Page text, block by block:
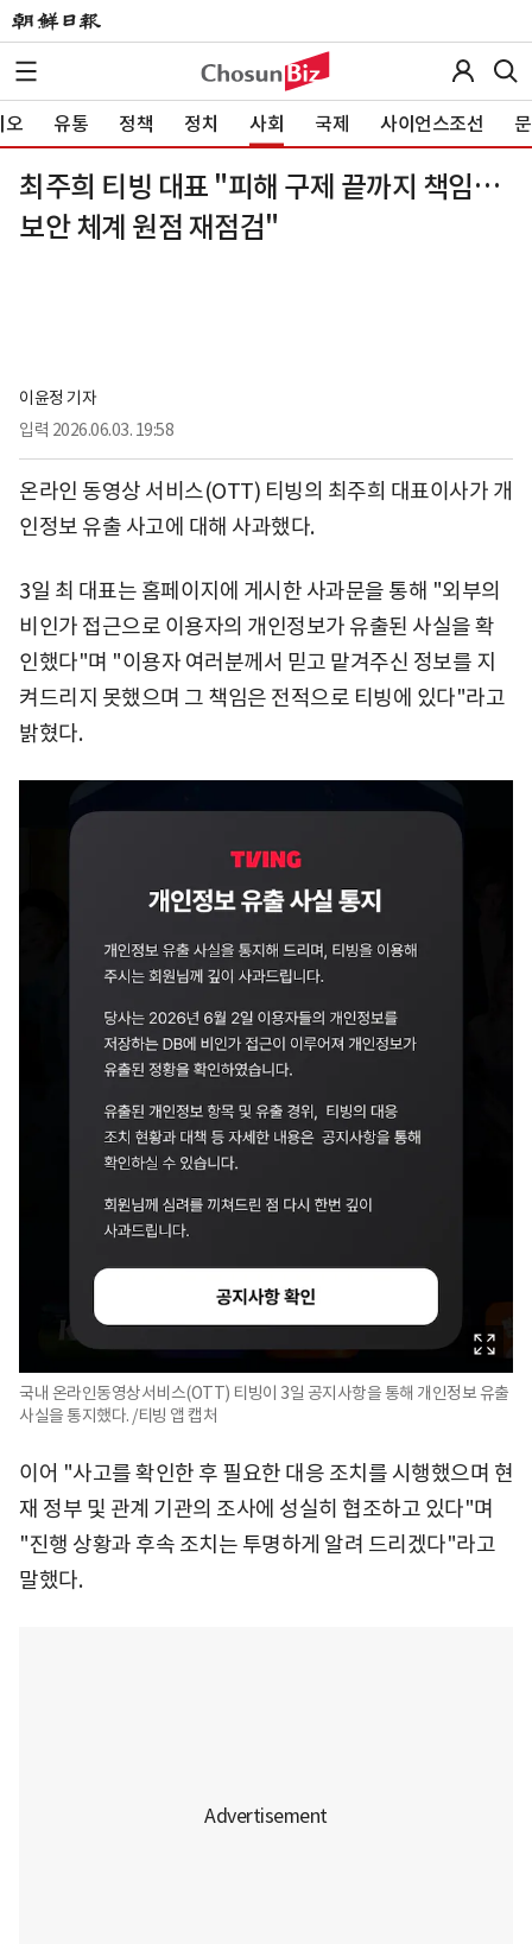
오 유통 정책 정치 사회 국제 사이언스조선
최주희 티빙 대표 "피해 구제 끝까지 책임…
보안 체계 원점 재점검"
이윤정 기자
입력 2026.06.03. 19:58
온라인 동영상 서비스(OTT) 티빙의 최주희 대표이사가 개
인정보 유출 사고에 대해 사과했다.
3일 최 대표는 홈페이지에 게시한 사과문을 통해 "외부의
비인가 접근으로 이용자의 개인정보가 유출된 사실을 확
인했다"며 "이용자 여러분께서 믿고 맡겨주신 정보를 지
켜드리지 못했으며 그 책임은 전적으로 티빙에 있다"라고
밝혔다.
국내 온라인동영상서비스(OTT) 티빙이 3일 공지사항을 통해 개인정보 유출
사실을 통지했다. /티빙 앱 캡처
이어 "사고를 확인한 후 필요한 대응 조치를 시행했으며 현
재 정부 및 관계 기관의 조사에 성실히 협조하고 있다"며
"진행 상황과 후속 조치는 투명하게 알려 드리겠다"라고
말했다.